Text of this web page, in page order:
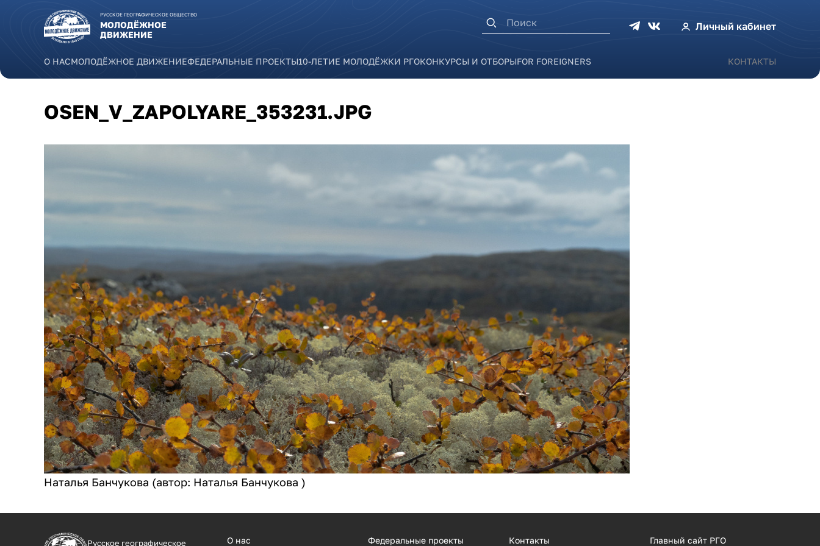
РУССКОЕ ГЕОГРАФИЧЕСКОЕ ОБЩЕСТВО
МОЛОДЁЖНОЕ
ДВИЖЕНИЕ
Личный кабинет
Форма поиска
О НАСМОЛОДЁЖНОЕ ДВИЖЕНИЕФЕДЕРАЛЬНЫЕ ПРОЕКТЫ10-ЛЕТИЕ МОЛОДЁЖКИ РГОКОНКУРСЫ И ОТБОРЫFOR FOREIGNERS КОНТАКТЫ
OSEN_V_ZAPOLYARE_353231.JPG
Наталья Банчукова (автор: Наталья Банчукова )
Русское географическое О нас Федеральные проекты Контакты Главный сайт РГО